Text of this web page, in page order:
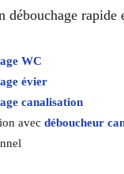
débouchage rapide
WC
évier
canalisation
avec déboucheur